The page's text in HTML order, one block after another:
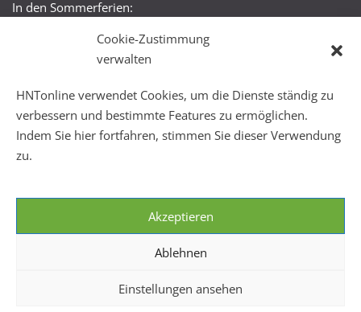
Cookie-Zustimmung
verwalten
HNTonline verwendet Cookies, um die Dienste ständig zu
verbessern und bestimmte Features zu ermöglichen.
Indem Sie hier fortfahren, stimmen Sie dieser Verwendung
zu.
Akzeptieren
Ablehnen
Einstellungen ansehen
In den Sommerferien:
Mo + Mi 16:00 – 18:00 Uhr
Mo – Fr 08:00 – 22:00 Uhr
Sa + So 10:00 – 18:00 Uhr